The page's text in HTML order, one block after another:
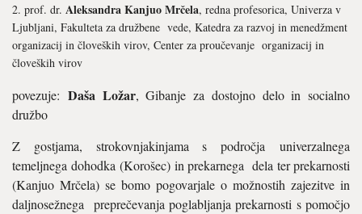
prof. dr. Aleksandra Kanjuo Mrčela, redna profesorica, Univerza v
Ljubljani, Fakulteta za družbene vede, Katedra za razvoj in menedžment
organizacij in človeških virov, Center za proučevanje organizacij in
človeških virov
povezuje: Daša Ložar, Gibanje za dostojno delo in socialno
družbo
Z gostjama, strokovnjakinjama s področja univerzalnega
temeljnega dohodka (Korošec) in prekarnega dela ter prekarnosti
(Kanjuo Mrčela) se bomo pogovarjale o možnostih zajezitve in
daljnosežnega preprečevanja poglabljanja prekarnosti s pomočjo